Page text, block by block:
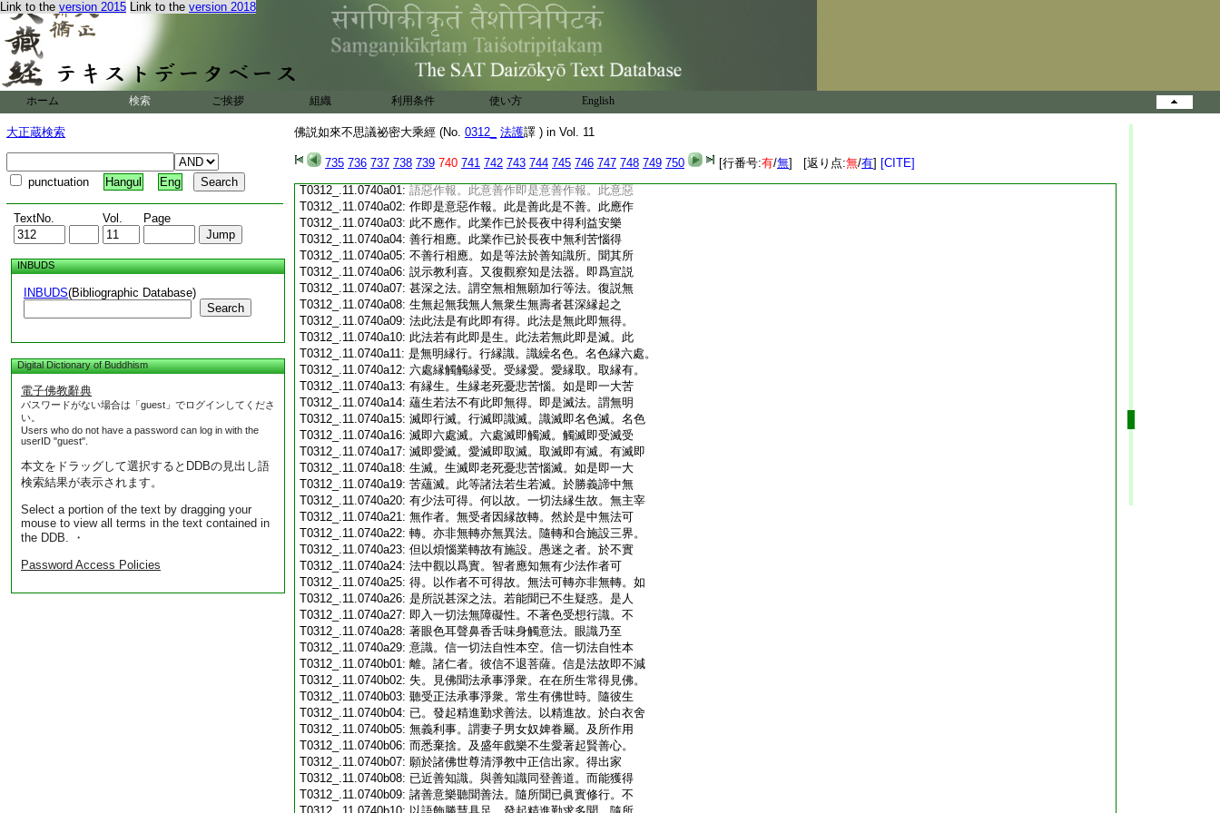
Link to the version 2015 Link to the version 2018
ホーム 検索 ご挨拶 組織 利用条件 使い方 English
大正蔵検索
punctuation Hangul Eng
TextNo. Vol. Page
INBUDS
INBUDS(Bibliographic Database)
Search
Digital Dictionary of Buddhism
電子佛教辭典
パスワードがない場合は「guest」でログインしてくださ
い。
Users who do not have a password can log in with the
userID "guest".
本文をドラッグして選択するとDDBの見出し語
検索結果が表示されます。
Select a portion of the text by dragging your
mouse to view all terms in the text contained in
the DDB. ・
Password Access Policies
佛説如來不思議祕密大乘經 (No. 0312_ 法護譯 ) in Vol. 11
735 736 737 738 739 740 741 742 743 744 745 746 747 748 749 750 [行番号:有/無] [返り点:無/有] [CITE]
T0312_.11.0739c19:若婆羅門善知識所。隨其所應親近恭敬承
T0312_.11.0739c20: 事尊奉。彼等善知識所。聽受正法示教利喜。
T0312_.11.0739c21:謂説布施感大富果持戒生天多聞大慧淨觀
T0312_.11.0739c22:
不亂。此行布施即是布施報。此行慳悋即是
慳吝報。此持戒即是持戒報。此毀戒即是毀
T0312_.11.0739c24:戒報。此忍辱即是忍辱報。此瞋恚即是瞋恚
T0312_.11.0739c25:報。此精進即是精進報。此懈怠即是懈怠報。
T0312_.11.0739c26: 此禪定即是禪定報。此散亂即是散亂報。此
T0312_.11.0739c27: 勝慧即是勝慧報。此惡慧即是惡慧報。此身
T0312_.11.0739c28:善作即是身善作報。此身惡作即是身惡作
T0312_.11.0740a01: 語惡作報。此意善作即是意善作報。此意惡
T0312_.11.0740a02: 作即是意惡作報。此是善此是不善。此應作
T0312_.11.0740a03: 此不應作。此業作已於長夜中得利益安樂
T0312_.11.0740a04: 善行相應。此業作已於長夜中無利苦惱得
T0312_.11.0740a05: 不善行相應。如是等法於善知識所。聞其所
T0312_.11.0740a06: 説示教利喜。又復觀察知是法器。即爲宣説
T0312_.11.0740a07: 甚深之法。謂空無相無願加行等法。復説無
T0312_.11.0740a08: 生無起無我無人無衆生無壽者甚深縁起之
T0312_.11.0740a09: 法此法是有此即有得。此法是無此即無得。
T0312_.11.0740a10: 此法若有此即是生。此法若無此即是滅。此
T0312_.11.0740a11: 是無明縁行。行縁識。識繰名色。名色縁六處。
T0312_.11.0740a12: 六處縁觸觸縁受。受縁愛。愛縁取。取縁有。
T0312_.11.0740a13: 有縁生。生縁老死憂悲苦惱。如是即一大苦
T0312_.11.0740a14: 蘊生若法不有此即無得。即是滅法。謂無明
T0312_.11.0740a15: 滅即行滅。行滅即識滅。識滅即名色滅。名色
T0312_.11.0740a16: 滅即六處滅。六處滅即觸滅。觸滅即受滅受
T0312_.11.0740a17: 滅即愛滅。愛滅即取滅。取滅即有滅。有滅即
T0312_.11.0740a18: 生滅。生滅即老死憂悲苦惱滅。如是即一大
T0312_.11.0740a19: 苦蘊滅。此等諸法若生若滅。於勝義諦中無
T0312_.11.0740a20: 有少法可得。何以故。一切法縁生故。無主宰
T0312_.11.0740a21: 無作者。無受者因縁故轉。然於是中無法可
T0312_.11.0740a22: 轉。亦非無轉亦無異法。隨轉和合施設三界。
T0312_.11.0740a23: 但以煩惱業轉故有施設。愚迷之者。於不實
T0312_.11.0740a24: 法中觀以爲實。智者應知無有少法作者可
T0312_.11.0740a25: 得。以作者不可得故。無法可轉亦非無轉。如
T0312_.11.0740a26: 是所説甚深之法。若能聞已不生疑惑。是人
T0312_.11.0740a27: 即入一切法無障礙性。不著色受想行識。不
T0312_.11.0740a28: 著眼色耳聲鼻香舌味身觸意法。眼識乃至
T0312_.11.0740a29: 意識。信一切法自性本空。信一切法自性本
T0312_.11.0740b01: 離。諸仁者。彼信不退菩薩。信是法故即不減
T0312_.11.0740b02: 失。見佛聞法承事淨衆。在在所生常得見佛。
T0312_.11.0740b03: 聽受正法承事淨衆。常生有佛世時。隨彼生
T0312_.11.0740b04: 已。發起精進勤求善法。以精進故。於白衣舍
T0312_.11.0740b05: 無義利事。謂妻子男女奴婢眷屬。及所作用
T0312_.11.0740b06: 而悉棄捨。及盛年戲樂不生愛著起賢善心。
T0312_.11.0740b07: 願於諸佛世尊清淨教中正信出家。得出家
T0312_.11.0740b08: 已近善知識。與善知識同登善道。而能獲得
T0312_.11.0740b09: 諸善意樂聽聞善法。隨所聞已眞實修行。不